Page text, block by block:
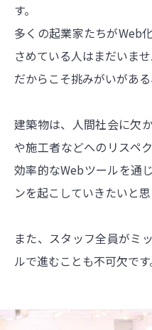
す。
多くの起業家たちがWeb
さめている人はまだいませ
だからこそ挑みがいがあ
建築物は、人間社会に欠
や施工者などへのリスペ
効率的なWebツールを通
ンを起こしていきたいと思
また、スタッフ全員がミ
ルで進むことも不可欠です